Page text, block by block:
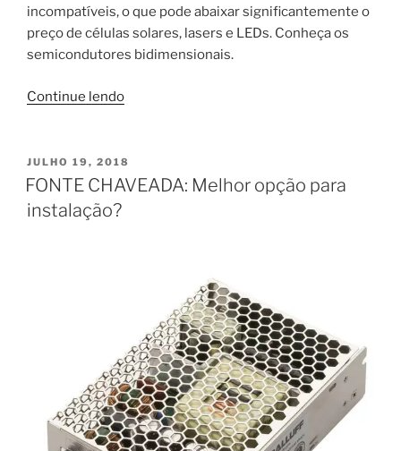
incompatíveis, o que pode abaixar significantemente o
preço de células solares, lasers e LEDs. Conheça os
semicondutores bidimensionais.
Continue lendo“Conheça
Bidimensionais”
PUBLICADO
EM
JULHO 19, 2018
FONTE CHAVEADA: Melhor opção para
instalação?